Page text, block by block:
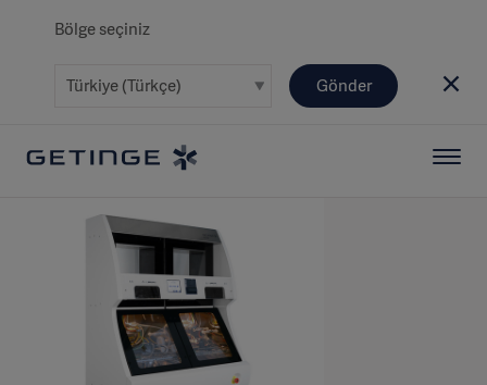
Bölge seçiniz
Gönder